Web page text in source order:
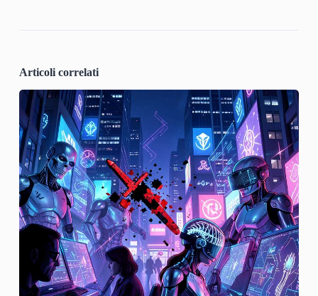
Articoli correlati